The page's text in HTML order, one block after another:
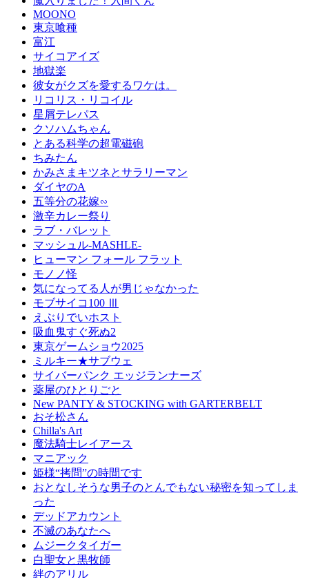
MOONO
東京喰種
富江
サイコアイズ
地獄楽
彼女がクズを愛するワケは。
リコリス・リコイル
星屑テレパス
クソハムちゃん
とある科学の超電磁砲
ちみたん
かみさまキツネとサラリーマン
ダイヤのA
五等分の花嫁∽
激辛カレー祭り
ラブ・バレット
マッシュル-MASHLE-
ヒューマン フォール フラット
モノノ怪
気になってる人が男じゃなかった
モブサイコ100 Ⅲ
えぶりでいホスト
吸血鬼すぐ死ぬ2
東京ゲームショウ2025
ミルキー★サブウェ
サイバーパンク エッジランナーズ
薬屋のひとりごと
New PANTY & STOCKING with GARTERBELT
おそ松さん
Chilla's Art
魔法騎士レイアース
マニアック
姫様“拷問”の時間です
おとなしそうな男子のとんでもない秘密を知ってしま
った
デッドアカウント
不滅のあなたへ
ムジークタイガー
白聖女と黒牧師
絆のアリル